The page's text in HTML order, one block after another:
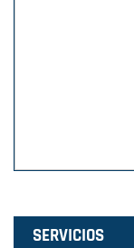
SERVICIOS